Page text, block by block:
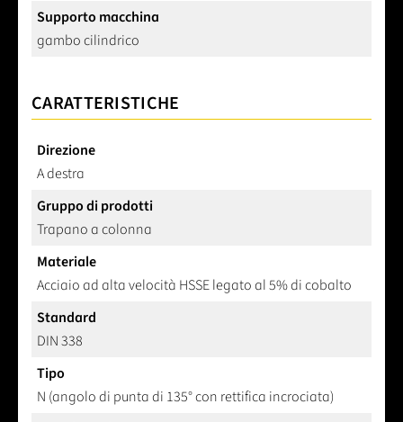
Supporto macchina
gambo cilindrico
CARATTERISTICHE
Direzione
A destra
Gruppo di prodotti
Trapano a colonna
Materiale
Acciaio ad alta velocità HSSE legato al 5% di cobalto
Standard
DIN 338
Tipo
N (angolo di punta di 135° con rettifica incrociata)